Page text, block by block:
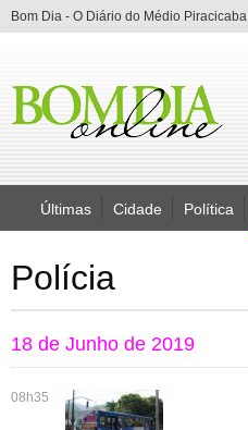
Bom Dia - O Diário do Médio Piracicaba
Últimas Cidade Política
Polícia
18 de Junho de 2019
08h35